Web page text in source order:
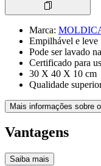
Marca:
Empilhável e leve
Pode ser lavado
Certificado para
30 X 40 X 10 cm
Qualidade
Mais informações sobre
Vantagens
Saiba mais